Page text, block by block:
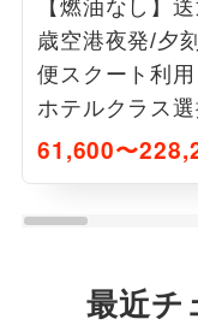
【燃油なし】
歳空港夜発/夕
便スクート利
ホテルクラス
61,600〜
最近チ